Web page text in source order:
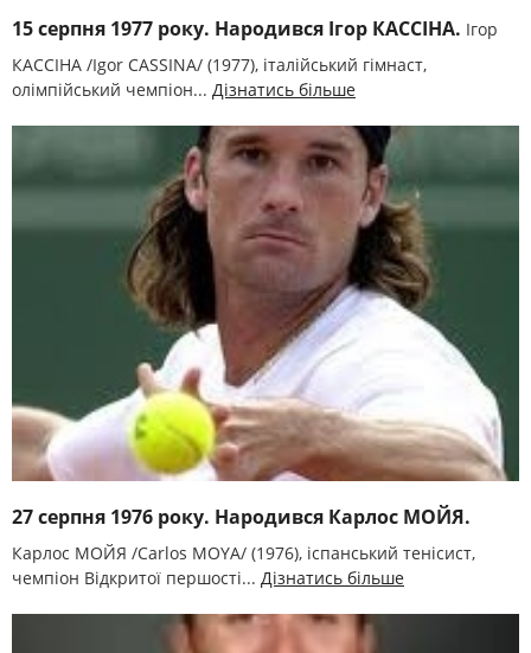
15 серпня 1977 року. Народився Ігор КАССІНА. Ігор
КАССІНА /Igor CASSINA/ (1977), італійський гімнаст,
олімпійський чемпіон... Дізнатись більше
27 серпня 1976 року. Народився Карлос МОЙЯ.
Карлос МОЙЯ /Carlos MOYA/ (1976), іспанський тенісист,
чемпіон Відкритої першості... Дізнатись більше